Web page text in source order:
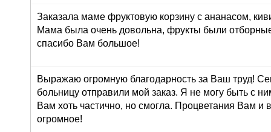
Заказала маме фруктовую корзину с ананасом,
Мама была очень довольна, фрукты были
спасибо Вам большое!
Выражаю огромную благодарность за Ваш труд!
больницу отправили мой заказ. Я не могу быть с
Вам хоть частично, но смогла. Процветания Вам и
огромное!